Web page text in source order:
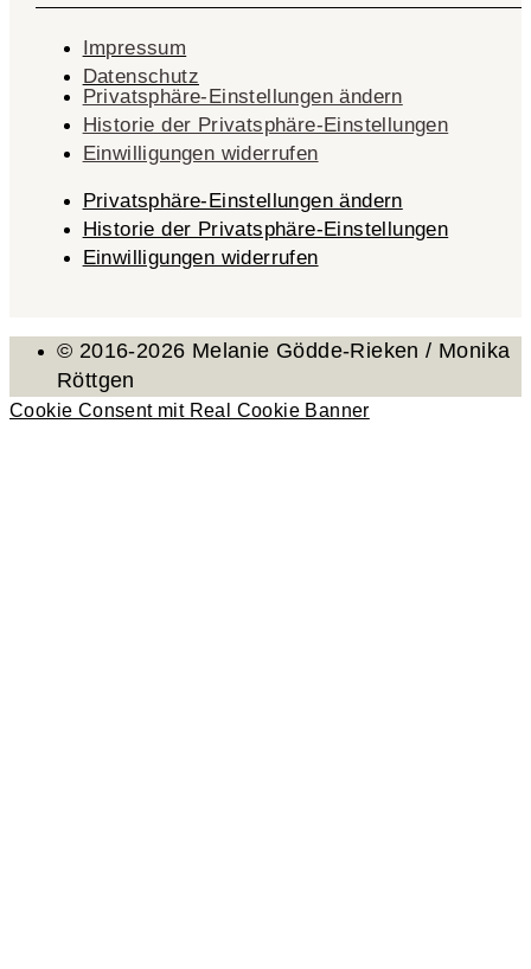
Impressum
Datenschutz
Privatsphäre-Einstellungen ändern
Historie der Privatsphäre-Einstellungen
Einwilligungen widerrufen
Privatsphäre-Einstellungen ändern
Historie der Privatsphäre-Einstellungen
Einwilligungen widerrufen
© 2016-2026 Melanie Gödde-Rieken / Monika
Röttgen
Cookie Consent mit Real Cookie Banner